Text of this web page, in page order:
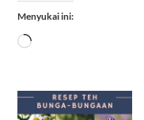
Menyukai ini:
Memuat...